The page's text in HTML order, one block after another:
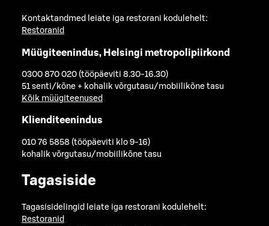
Kontaktandmed leiate iga restorani kodulehelt:
Restoranid
Müügiteenindus, Helsingi metropolipiirkond
0300 870 020 (tööpäeviti 8.30-16.30)
51 senti/kõne + kohalik võrgutasu/mobiilikõne tasu
Kõik müügiteenused
Klienditeenindus
010 76 5858 (tööpäeviti klo 9-16)
kohalik võrgutasu/mobiilikõne tasu
Tagasiside
Tagasisidelingid leiate iga restorani kodulehelt:
Restoranid